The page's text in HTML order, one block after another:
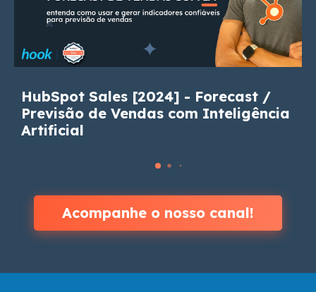
HubSpot Sales [2024] - Forecast /
Previsão de Vendas com Inteligência
Artificial
Acompanhe o nosso canal!